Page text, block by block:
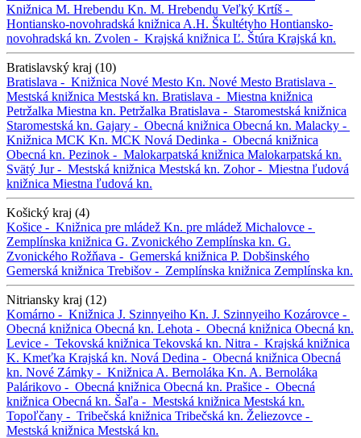
Knižnica M. Hrebendu Kn. M. Hrebendu Veľký Krtíš -
Hontiansko-novohradská knižnica A.H. Škultétyho Hontiansko-
novohradská kn. Zvolen - Krajská knižnica Ľ. Štúra Krajská kn.
Bratislavský kraj (10)
Bratislava - Knižnica Nové Mesto Kn. Nové Mesto Bratislava -
Mestská knižnica Mestská kn. Bratislava - Miestna knižnica
Petržalka Miestna kn. Petržalka Bratislava - Staromestská knižnica
Staromestská kn. Gajary - Obecná knižnica Obecná kn. Malacky -
Knižnica MCK Kn. MCK Nová Dedinka - Obecná knižnica
Obecná kn. Pezinok - Malokarpatská knižnica Malokarpatská kn.
Svätý Jur - Mestská knižnica Mestská kn. Zohor - Miestna ľudová
knižnica Miestna ľudová kn.
Košický kraj (4)
Košice - Knižnica pre mládež Kn. pre mládež Michalovce -
Zemplínska knižnica G. Zvonického Zemplínska kn. G.
Zvonického Rožňava - Gemerská knižnica P. Dobšinského
Gemerská knižnica Trebišov - Zemplínska knižnica Zemplínska kn.
Nitriansky kraj (12)
Komárno - Knižnica J. Szinnyeiho Kn. J. Szinnyeiho Kozárovce -
Obecná knižnica Obecná kn. Lehota - Obecná knižnica Obecná kn.
Levice - Tekovská knižnica Tekovská kn. Nitra - Krajská knižnica
K. Kmeťka Krajská kn. Nová Dedina - Obecná knižnica Obecná
kn. Nové Zámky - Knižnica A. Bernoláka Kn. A. Bernoláka
Palárikovo - Obecná knižnica Obecná kn. Prašice - Obecná
knižnica Obecná kn. Šaľa - Mestská knižnica Mestská kn.
Topoľčany - Tribečská knižnica Tribečská kn. Želiezovce -
Mestská knižnica Mestská kn.